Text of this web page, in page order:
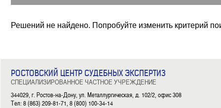
Решений не найдено. Попробуйте изменить критерий
РОСТОВСКИЙ ЦЕНТР СУДЕБНЫХ ЭКСПЕРТИЗ
СПЕЦИАЛИЗИРОВАННОЕ ЧАСТНОЕ УЧРЕЖДЕНИЕ
344029, г. Ростов-на-Дону, ул. Металлургическая, д. 102/2, офис 308
Тел: 8 (863) 209-81-71, 8 (800) 100-34-14